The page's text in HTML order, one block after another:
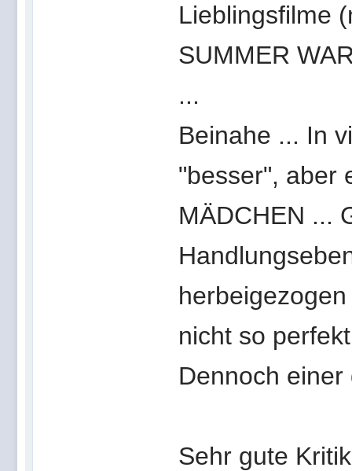
Lieblingsfilme
SUMMER
...
Beinahe ... In
"besser", aber
MÄDCHEN ...
nicht so
Dennoch
Sehr gute